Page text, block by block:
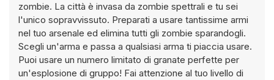
zombie. La città è invasa da zombie spettrali e tu sei
l'unico sopravvissuto. Preparati a usare tantissime armi
nel tuo arsenale ed elimina tutti gli zombie sparandogli.
Scegli un'arma e passa a qualsiasi arma ti piaccia usare.
Puoi usare un numero limitato di granate perfette per
un'esplosione di gruppo! Fai attenzione al tuo livello di